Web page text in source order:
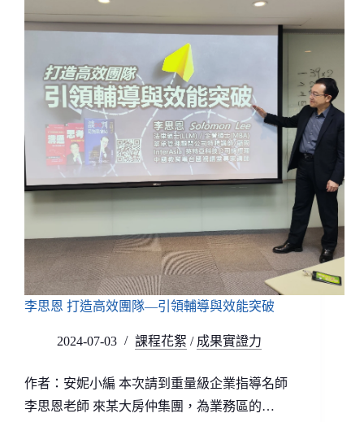
李思恩 打造高效團隊—引領輔導與效能突破
2024-07-03 課程花絮 / 成果實證力
作者：安妮小編 本次請到重量級企業指導名師
李思恩老師 來某大房仲集團，為業務區的…